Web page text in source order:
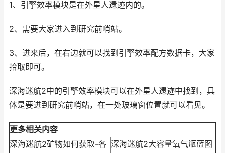
1、引擎效率模块是在外星人遗迹内的。
2、需要大家进入到研究前哨站。
3、进来后，在右边就可以找到引擎效率配方数据卡，大家
拾取即可。
深海迷航2中的引擎效率模块可以在外星人遗迹中找到，具
体是要进到研究前哨站，在一处玻璃窗位置就可以看见。
更多相关内容
深海迷航2矿物如何获取-各 深海迷航2大容量氧气瓶蓝图